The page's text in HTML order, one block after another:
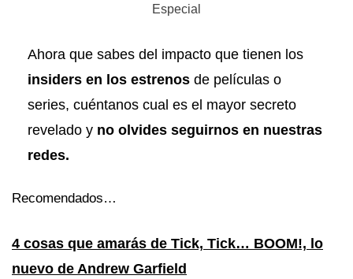
Especial
Ahora que sabes del impacto que tienen los
insiders en los estrenos de películas o
series, cuéntanos cual es el mayor secreto
revelado y no olvides seguirnos en nuestras
redes.
Recomendados…
4 cosas que amarás de Tick, Tick… BOOM!, lo
nuevo de Andrew Garfield